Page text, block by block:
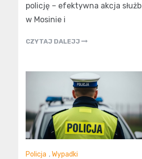
policję – efektywna akcja służb
w Mosinie i
CZYTAJ DALEJJ
Policja ,Wypadki